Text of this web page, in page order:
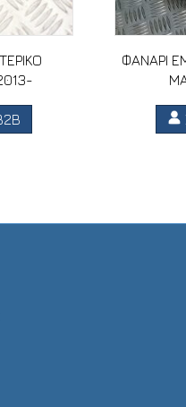
ΦΑΝΑΡΙ